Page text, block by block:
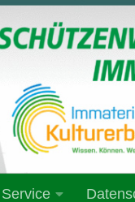
Service